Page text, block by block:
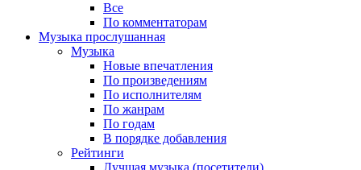
Все
По комментаторам
Музыка прослушанная
Музыка
Новые впечатления
По произведениям
По исполнителям
По жанрам
По годам
В порядке добавления
Рейтинги
Лучшая музыка (посетители)